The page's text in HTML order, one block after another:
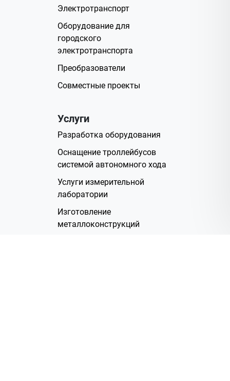
Электротранспорт
Оборудование для
городского
электротранспорта
Преобразователи
Совместные проекты
Услуги
Разработка оборудования
Оснащение троллейбусов
системой автономного хода
Услуги измерительной
лаборатории
Изготовление
металлоконструкций